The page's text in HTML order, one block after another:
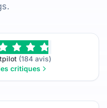
(184 avis)
critiques